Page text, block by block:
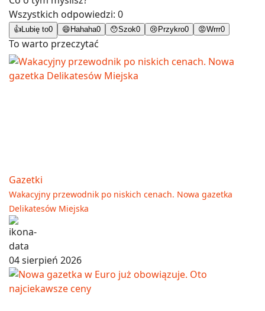
Wszystkich odpowiedzi: 0
👍 Lubię to0 😄 Hahaha0 😯Szok0 😢 Przykro0 😡Wrrr0
To warto przeczytać
Gazetki
Wakacyjny przewodnik po niskich cenach. Nowa gazetka
Delikatesów Miejska
04 sierpień 2026